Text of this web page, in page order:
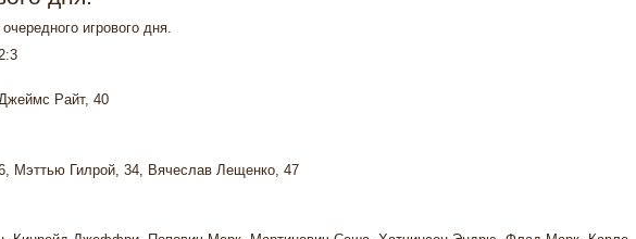
игрового дня.
Райт, 40
Мэттью Гилрой, 34, Вячеслав Лещенко, 47